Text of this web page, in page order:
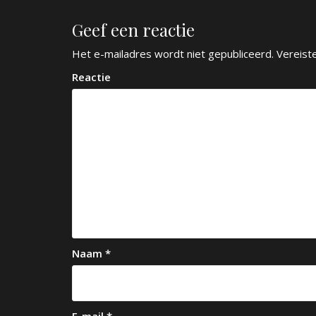
i
c
h
a
t
Geef een reactie
Het e-mailadres wordt niet gepubliceerd.
Reactie
Naam *